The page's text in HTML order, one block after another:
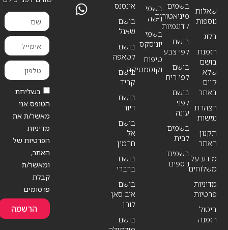
שאלות
נוספות
בלוג
הזמנת
בושם
שלא
קיים
באתר
הצהרת
נגישות
תקנון
האתר
מידע על
משלוחים
מדיניות
פרטיות
ביטול
הזמנה
בשמי
נישה
בשמי
יוניסקס
טיפוח
וקוסמטיקה
בשמים
מיניאטורים
/ דוגמיות
בושם
לפי צבע
בושם
לפי ריח
בושם
לפני
עונה
בשמים
לבית
בשמים
נוספים
אינסנס
בושם
שאנל
בושם
לטאפה
בושם
קריד
בושם
דיור
בושם
אל
חרמין
בושם
ברברי
בושם
איב סאן
לורן
בושם
בשליחת
הטופס אני
מאשר/ת את
מדיניות
הפרטיות של
האתר,
ומאשר/ת
קבלת
פרסומים
הרשמה